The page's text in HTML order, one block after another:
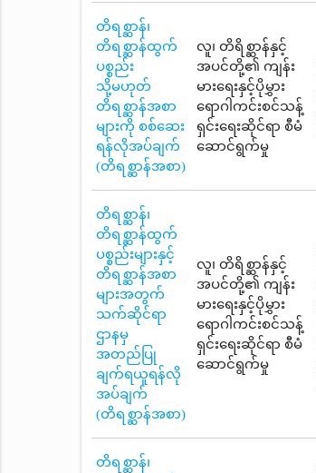
တိရစ္ဆာန်၊
တိရစ္ဆာန်ထွက်
ပစ္စည်း
သို့မဟုတ်
တိရစ္ဆာန်အစာ
များကို စစ်ဆေး
ရန်လိုအပ်ချက်
(တိရစ္ဆာန်အစာ)
လူ၊ တိရိစ္ဆာန်နှင့်
အပင်တို့၏ ကျန်း
မားရေးနှင့်ပိုမွှား
ရောဂါကင်းစင်သန့်
ရှင်းရေးဆိုင်ရာ စီမံ
ဆောင်ရွက်မှု
တိရစ္ဆာန်၊
တိရစ္ဆာန်ထွက်
ပစ္စည်းများနှင့်
တိရစ္ဆာန်အစာ
များအတွက်
သက်ဆိုင်ရာ
ဌာနမှ
အတည်ပြု
ချက်ရယူရန်လို
အပ်ချက်
(တိရစ္ဆာန်အစာ)
လူ၊ တိရိစ္ဆာန်နှင့်
အပင်တို့၏ ကျန်း
မားရေးနှင့်ပိုမွှား
ရောဂါကင်းစင်သန့်
ရှင်းရေးဆိုင်ရာ စီမံ
ဆောင်ရွက်မှု
တိရစ္ဆာန်၊